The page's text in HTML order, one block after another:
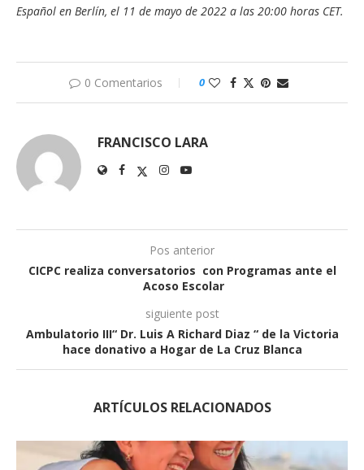
Español en Berlín, el 11 de mayo de 2022 a las 20:00 horas CET.
0 Comentarios 0
FRANCISCO LARA
Pos anterior
CICPC realiza conversatorios con Programas ante el
Acoso Escolar
siguiente post
Ambulatorio III“ Dr. Luis A Richard Diaz “ de la Victoria
hace donativo a Hogar de La Cruz Blanca
ARTÍCULOS RELACIONADOS